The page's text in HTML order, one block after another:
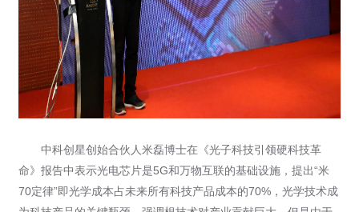
中科创星创始合伙人米磊博士在《光子科技引领硬科技革
命》报告中表示光电芯片是5G和万物互联的基础设施，提出“米
70定律”即光学成本占未来所有科技产品成本的70%，光学技术成